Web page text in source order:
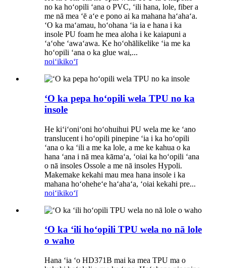
no ka hoʻopili ʻana o PVC, ʻili hana, lole, fiber a
me nā mea ʻē aʻe e pono ai ka mahana haʻahaʻa.
ʻO ka maʻamau, hoʻohana ʻia ia e hana i ka
insole PU foam he mea aloha i ke kaiapuni a
ʻaʻohe ʻawaʻawa. Ke hoʻohālikelike ʻia me ka
hoʻopili ʻana o ka glue wai,...
noiʻikikoʻī
ʻO ka pepa hoʻopili wela TPU no ka
insole
He kiʻiʻoniʻoni hoʻohuihui PU wela me ke ʻano
translucent i hoʻopili pinepine ʻia i ka hoʻopili
ʻana o ka ʻili a me ka lole, a me ke kahua o ka
hana ʻana i nā mea kāmaʻa, ʻoiai ka hoʻopili ʻana
o nā insoles Ossole a me nā insoles Hypoli.
Makemake kekahi mau mea hana insole i ka
mahana hoʻoheheʻe haʻahaʻa, ʻoiai kekahi pre...
noiʻikikoʻī
ʻO ka ʻili hoʻopili TPU wela no nā lole
o waho
Hana ʻia ʻo HD371B mai ka mea TPU ma o